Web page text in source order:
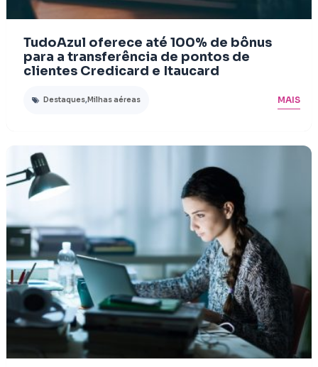
TudoAzul oferece até 100% de bônus
para a transferência de pontos de
clientes Credicard e Itaucard
Destaques,Milhas aéreas MAIS